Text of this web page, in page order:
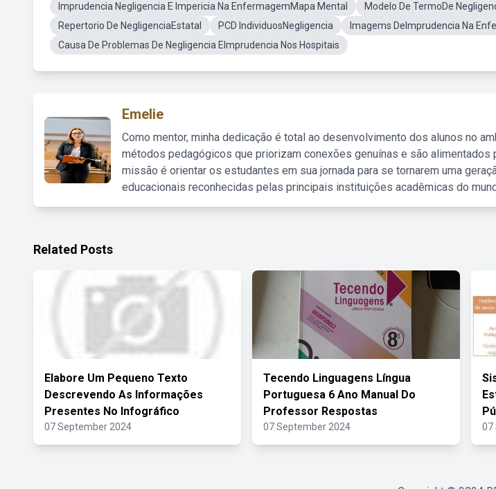
Imprudencia Negligencia E Impericia Na EnfermagemMapa Mental
Modelo De TermoDe
Repertorio De NegligenciaEstatal
PCD IndividuosNegligencia
Imagems DeImprudencia Na
Causa De Problemas De Negligencia EImprudencia Nos Hospitais
Emelie
Como mentor, minha dedicação é total ao desenvolvimento dos alunos no
métodos pedagógicos que priorizam conexões genuínas e são alimentados
missão é orientar os estudantes em sua jornada para se tornarem uma
educacionais reconhecidas pelas principais instituições acadêmicas do
Related Posts
Elabore Um Pequeno Texto
Descrevendo As Informações
Presentes No Infográfico
07 September 2024
Tecendo Linguagens Língua
Portuguesa 6 Ano Manual Do
Professor Respostas
07 September 2024 07